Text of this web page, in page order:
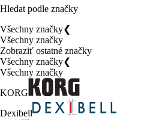
Hledat podle značky
Všechny značky❮
Všechny značky
Zobraziť ostatné značky
Všechny značky❮
Všechny značky
KORG
Dexibell